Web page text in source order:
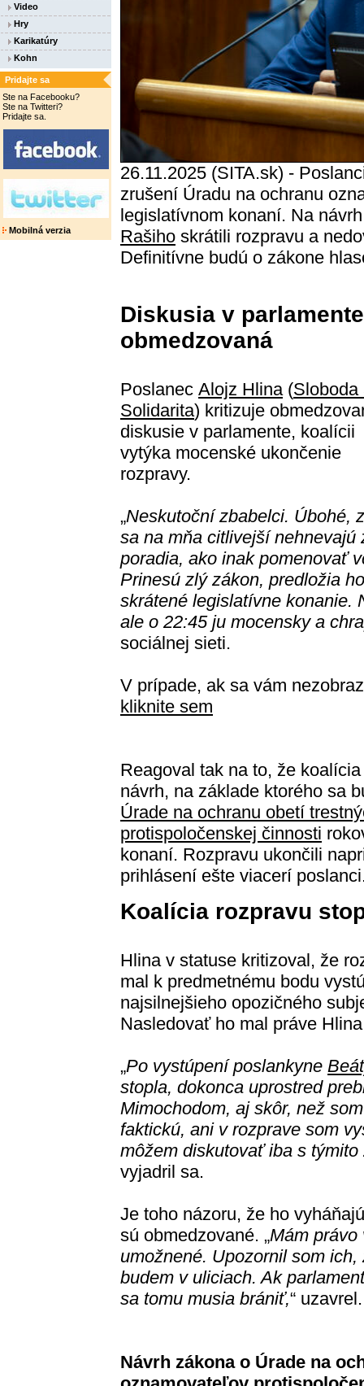
Video
Hry
Karikatúry
Kohn
Pridajte sa
Ste na Facebooku?
Ste na Twitteri?
Pridajte sa.
Mobilná verzia
26.11.2025 (SITA.sk) -
zrušení Úradu na ochranu
legislatívnom konaní. Na
Rašiho skrátili rozpravu a
Definitívne budú o zákone
Diskusia v
obmedzovaná
Poslanec Alojz Hlina(Sloboda
Solidarita) kritizuje
diskusie v parlamente, koalícii
vytýka mocenské ukončenie
rozpravy.
„Neskutoční zbabelci. Úbohé,
sa na mňa citlivejší nehnevajú
poradia, ako inak pomenovať
Prinesú zlý zákon, predložia
skrátené legislatívne konanie.
ale o 22:45 ju mocensky a
sociálnej sieti.
V prípade, ak sa vám
kliknite sem
Reagoval tak na to, že
návrh, na základe ktorého sa
Úrade na ochranu obetí
protispoločenskej činnosti
konaní. Rozpravu ukončili
prihlásení ešte viacerí
Koalícia rozpravu
Hlina v statuse kritizoval, že
mal k predmetnému bodu
najsilnejšieho opozičného
Nasledovať ho mal práve
„Po vystúpení poslankyne
stopla, dokonca uprostred
Mimochodom, aj skôr, než
faktickú, ani v rozprave som
môžem diskutovať iba s
vyjadril sa.
Je toho názoru, že ho
sú obmedzované. „Mám právo
umožnené. Upozornil som
budem v uliciach. Ak
sa tomu musia brániť,“ uzavrel.
Návrh zákona o Úrade na